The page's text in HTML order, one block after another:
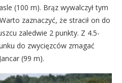
(100 m). Brąz wywalczył tym
zaznaczyć, że stracił on do
zaledwie 2 punkty. Z 4.5-
do zwycięzców zmagać
(99 m).